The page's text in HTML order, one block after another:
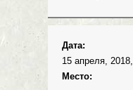
Дата:
15 апреля,
Место: